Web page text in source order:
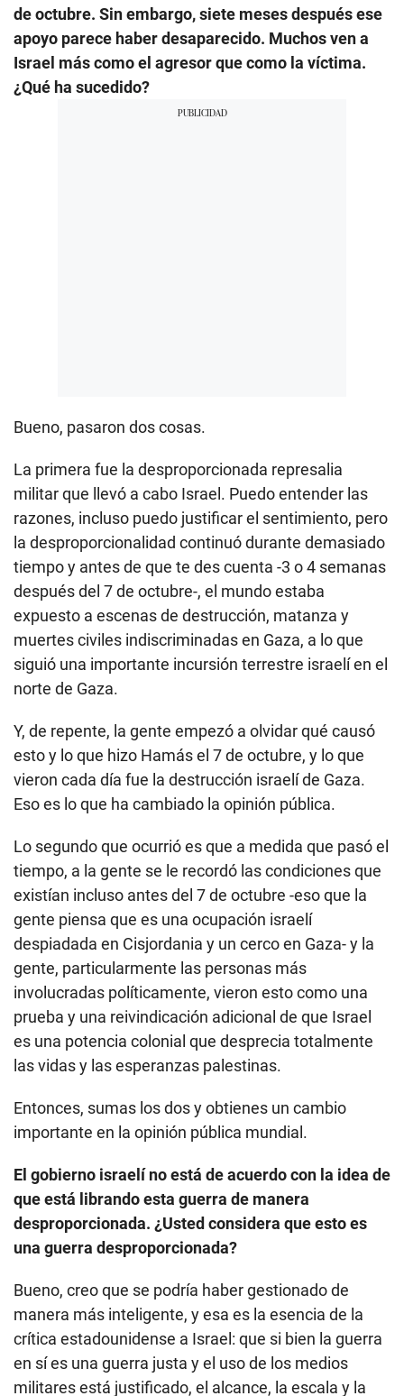
de octubre. Sin embargo, siete meses después ese
apoyo parece haber desaparecido. Muchos ven a
Israel más como el agresor que como la víctima.
¿Qué ha sucedido?
Bueno, pasaron dos cosas.
La primera fue la desproporcionada represalia
militar que llevó a cabo Israel. Puedo entender las
razones, incluso puedo justificar el sentimiento, pero
la desproporcionalidad continuó durante demasiado
tiempo y antes de que te des cuenta -3 o 4 semanas
después del 7 de octubre-, el mundo estaba
expuesto a escenas de destrucción, matanza y
muertes civiles indiscriminadas en Gaza, a lo que
siguió una importante incursión terrestre israelí en el
norte de Gaza.
Y, de repente, la gente empezó a olvidar qué causó
esto y lo que hizo Hamás el 7 de octubre, y lo que
vieron cada día fue la destrucción israelí de Gaza.
Eso es lo que ha cambiado la opinión pública.
Lo segundo que ocurrió es que a medida que pasó el
tiempo, a la gente se le recordó las condiciones que
existían incluso antes del 7 de octubre -eso que la
gente piensa que es una ocupación israelí
despiadada en Cisjordania y un cerco en Gaza- y la
gente, particularmente las personas más
involucradas políticamente, vieron esto como una
prueba y una reivindicación adicional de que Israel
es una potencia colonial que desprecia totalmente
las vidas y las esperanzas palestinas.
Entonces, sumas los dos y obtienes un cambio
importante en la opinión pública mundial.
El gobierno israelí no está de acuerdo con la idea de
que está librando esta guerra de manera
desproporcionada. ¿Usted considera que esto es
una guerra desproporcionada?
Bueno, creo que se podría haber gestionado de
manera más inteligente, y esa es la esencia de la
crítica estadounidense a Israel: que si bien la guerra
en sí es una guerra justa y el uso de los medios
militares está justificado, el alcance, la escala y la